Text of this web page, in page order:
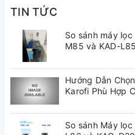
Lưu ý: Một số linh kiện của
Bảo hành Bảo hành 36
thống lọc nước (adapter,
điện từ............)
--------------
1. Máy lọc
Karofi
TIN TỨC
So sánh máy
M85 và KAD-L85
Hướng Dẫn
Karofi Phù Hợp
So sánh Máy